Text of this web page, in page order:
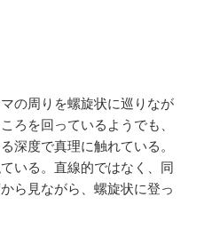
の周りを螺旋状に巡りなが
ろを回っているようでも、
深度で真理に触れている。
いる。直線的ではなく、同
ら見ながら、螺旋状に登っ